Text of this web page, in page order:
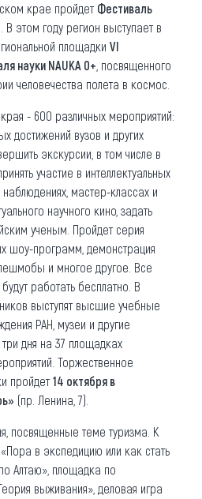
крае пройдет Фестиваль
. В этом году регион выступает в
площадки VI
науки NAUKA 0+ , посвященного
человечества полета в космос.
- 600 различных мероприятий:
достижений вузов и других
экскурсии, в том числе в
участие в интеллектуальных
мастер-классах и
научного кино, задать
ученым. Пройдет серия
шоу-программ, демонстрация
и многое другое. Все
работать бесплатно. В
выступят высшие учебные
РАН, музеи и другие
дня на 37 площадках
Торжественное
пройдет 14 октября в
(пр. Ленина, 7).
посвященные теме туризма. К
в экспедицию или как стать
Алтаю», площадка по
выживания», деловая игра